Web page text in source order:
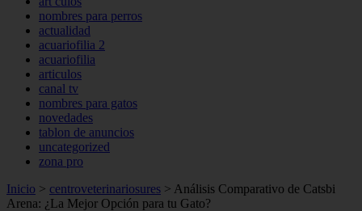
nombres para perros
actualidad
acuariofilia 2
acuariofilia
articulos
canal tv
nombres para gatos
novedades
tablon de anuncios
uncategorized
zona pro
Inicio > centroveterinariosures > Análisis Comparativo de Catsbi
Arena: ¿La Mejor Opción para tu Gato?